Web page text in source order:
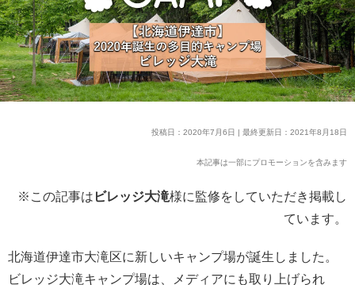
投稿日：2020年7月6日 | 最終更新日：2021年8月18日
本記事は一部にプロモーションを含みます
※この記事は ビレッジ大滝様に監修をしていただき掲載し
ています。
北海道伊達市大滝区に新しいキャンプ場が誕生しました。
ビレッジ大滝キャンプ場は、メディアにも取り上げられ